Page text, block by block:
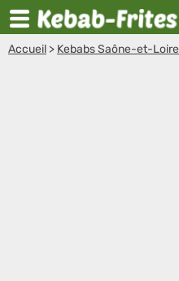
Accueil > Kebabs Saône-et-Loire